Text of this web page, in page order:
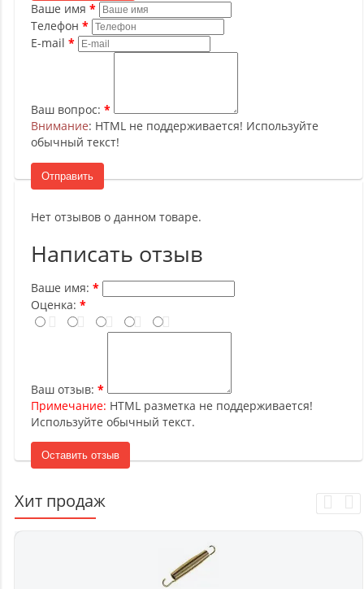
Ваше имя
Телефон
E-mail
Ваш вопрос:
Внимание: HTML не поддерживается! Используйте
обычный текст!
Отправить
Нет отзывов о данном товаре.
Написать отзыв
Ваше имя:
Оценка:
Ваш отзыв:
Примечание: HTML разметка не поддерживается!
Используйте обычный текст.
Оставить отзыв
Хит продаж